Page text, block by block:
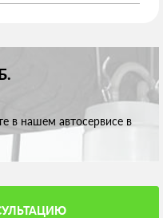
в нашем автосервисе в